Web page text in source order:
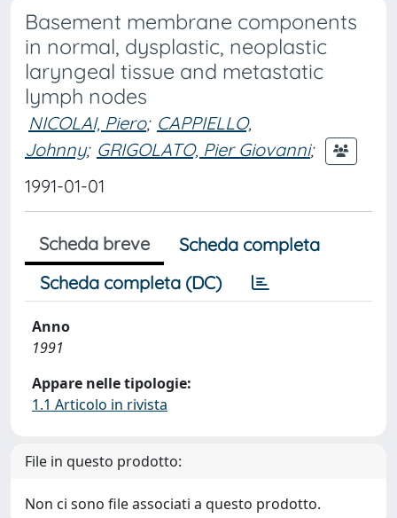
Basement membrane components
in normal, dysplastic, neoplastic
laryngeal tissue and metastatic
lymph nodes
NICOLAI, Piero; CAPPIELLO,
Johnny; GRIGOLATO, Pier Giovanni;
1991-01-01
Scheda breve
Scheda completa
Scheda completa (DC)
Anno
1991
Appare nelle tipologie:
1.1 Articolo in rivista
File in questo prodotto:
Non ci sono file associati a questo prodotto.